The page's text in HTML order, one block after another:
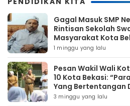
Gagal Masuk SMP
Rintisan Sekolah
Masyarakat Kota
1 minggu yang lalu
Pesan Wakil Wali
10 Kota Bekasi:
Yang Bertentangan
Masyarakat Maupun
3 minggu yang lalu